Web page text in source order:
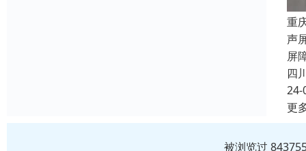
重
声
屏
四
24-
更
被浏览过